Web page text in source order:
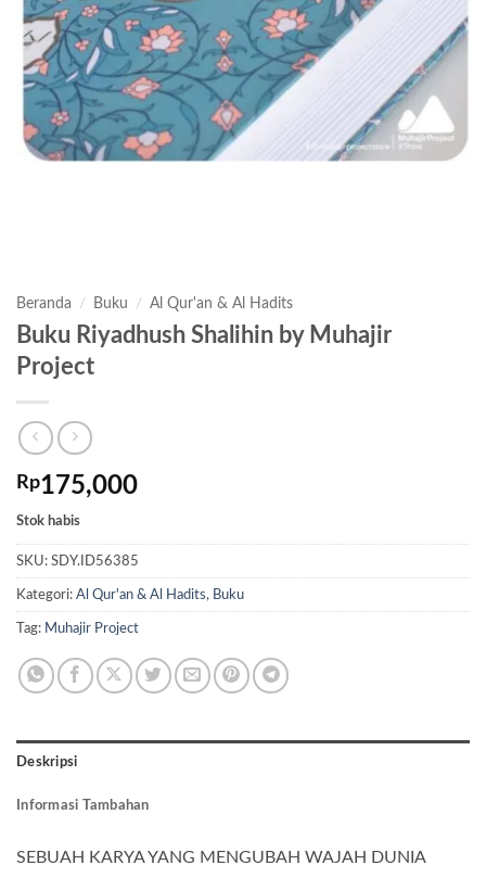
Beranda / Buku / Al Qur'an & Al Hadits
Buku Riyadhush Shalihin by Muhajir
Project
Rp175,000
Stok habis
SKU: SDY.ID56385
Kategori: Al Qur'an & Al Hadits, Buku
Tag: Muhajir Project
Deskripsi
Informasi Tambahan
SEBUAH KARYA YANG MENGUBAH WAJAH DUNIA